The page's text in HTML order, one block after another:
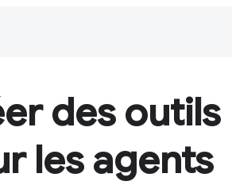
des outils
les agents